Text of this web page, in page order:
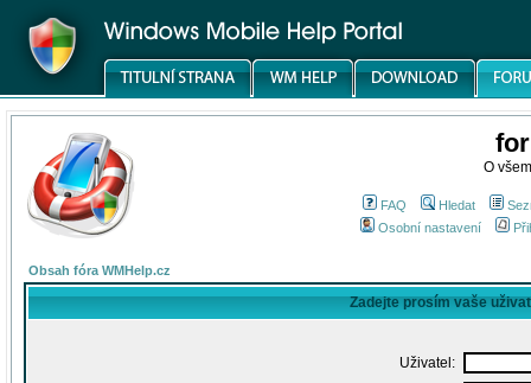
O
FAQ Hledat
Osobní nastavení
Obsah fóra WMHelp.cz
Zadejte prosím vaše
Uživatel: